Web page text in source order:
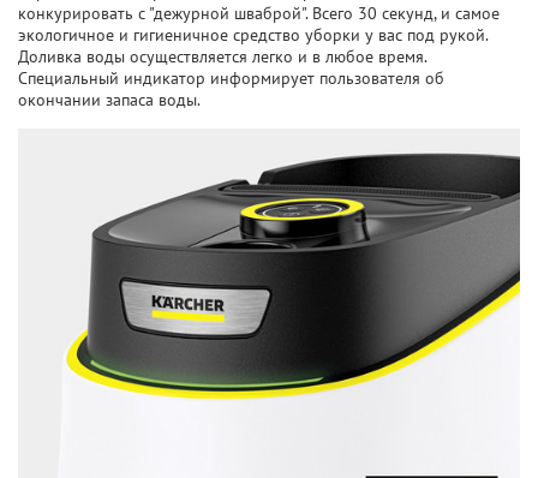
конкурировать с "дежурной шваброй". Всего 30 секунд, и самое
экологичное и гигиеничное средство уборки у вас под рукой.
Доливка воды осуществляется легко и в любое время.
Специальный индикатор информирует пользователя об
окончании запаса воды.